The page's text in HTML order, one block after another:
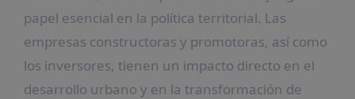
papel esencial en la política territorial. Las
empresas constructoras y promotoras, así como
los inversores, tienen un impacto directo en el
desarrollo urbano y en la transformación de